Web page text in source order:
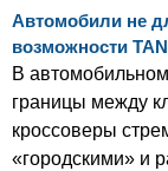
Автомобили не
возможности
В
границы между
кроссоверы
«городскими» и